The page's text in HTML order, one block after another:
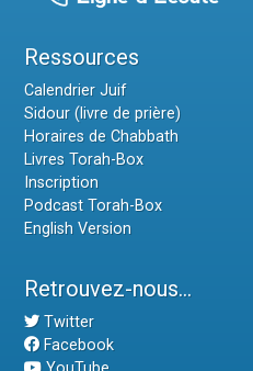
Ressources
Calendrier Juif
Sidour (livre de prière)
Horaires de Chabbath
Livres Torah-Box
Inscription
Podcast Torah-Box
English Version
Retrouvez-nous...
Twitter
Facebook